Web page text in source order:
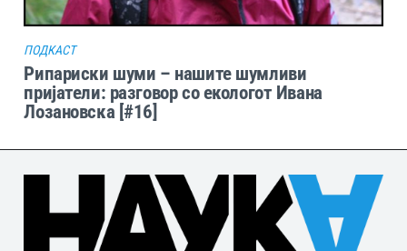
ПОДКАСТ
Рипариски шуми – нашите шумливи
пријатели: разговор со екологот Ивана
Лозановска [#16]